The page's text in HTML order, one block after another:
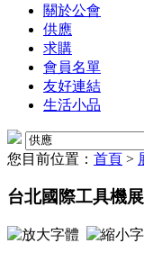
關於公會
供應
求購
會員名單
友好連結
生活小品
您目前位置： 首頁 >
台北國際工具機展